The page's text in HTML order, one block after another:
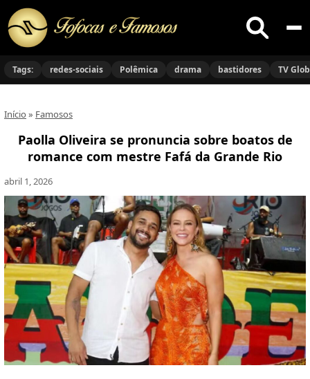
Buscar
no
Tags: redes-sociais Polêmica drama bastidores TV
Início » Famosos
Paolla Oliveira se pronuncia sobre boatos de
romance com mestre Fafá da Grande Rio
abril 1, 2026